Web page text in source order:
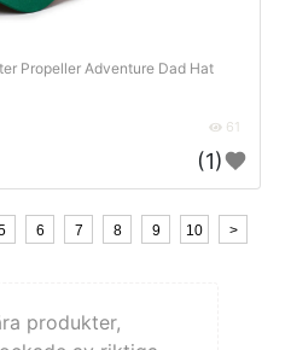
Propeller Adventure Dad Hat
61
(1)
6 7 8 9 10 >
produkter,